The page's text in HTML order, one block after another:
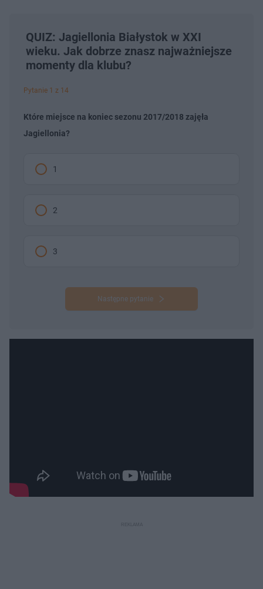
QUIZ: Jagiellonia Białystok w XXI
wieku. Jak dobrze znasz najważniejsze
momenty dla klubu?
Pytanie 1 z 14
Które miejsce na koniec sezonu 2017/2018 zajęła
Jagiellonia?
1
2
3
Następne pytanie